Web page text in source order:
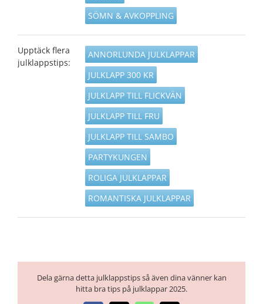
SÖMN & AVKOPPLING
Upptäck flera
julklappstips:
ANNORLUNDA JULKLAPPAR
JULKLAPP 300 KR
JULKLAPP TILL FLICKVÄN
JULKLAPP TILL FRU
JULKLAPP TILL SAMBO
PARTYKUNGEN
ROLIGA JULKLAPPAR
ROMANTISKA JULKLAPPAR
Dela gärna detta julklappstips så även dina vänner kan
hitta bra tips på julklappar 2025.